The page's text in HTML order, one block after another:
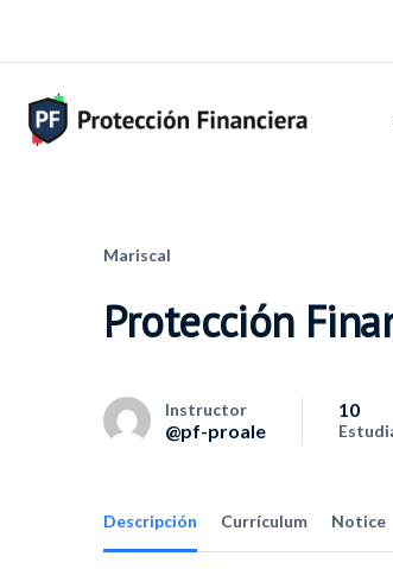
Mariscal
Protección
Instructor
@pf-proale
10
Descripción Currículum Notice